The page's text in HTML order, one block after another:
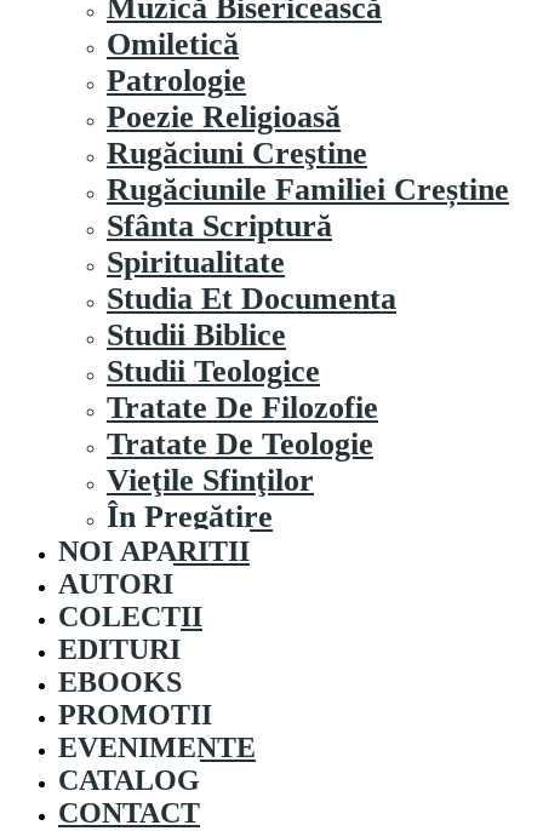
Muzică Bisericească
Omiletică
Patrologie
Poezie Religioasă
Rugăciuni Creştine
Rugăciunile Familiei Creștine
Sfânta Scriptură
Spiritualitate
Studia Et Documenta
Studii Biblice
Studii Teologice
Tratate De Filozofie
Tratate De Teologie
Vieţile Sfinţilor
În Pregătire
NOI APARITII
AUTORI
COLECȚII
EDITURI
EBOOKS
PROMOȚII
EVENIMENTE
CATALOG
CONTACT